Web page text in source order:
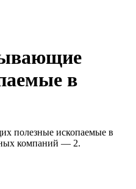
в
полезные ископаемые в
компаний — 2.